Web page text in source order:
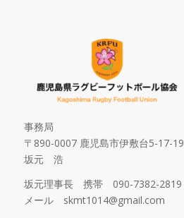
事務局
〒890-0007 鹿児島市伊敷台5-17-19
坂元 浩
坂元理事長 携帯 090-7382-2819
メール skmt1014@gmail.com